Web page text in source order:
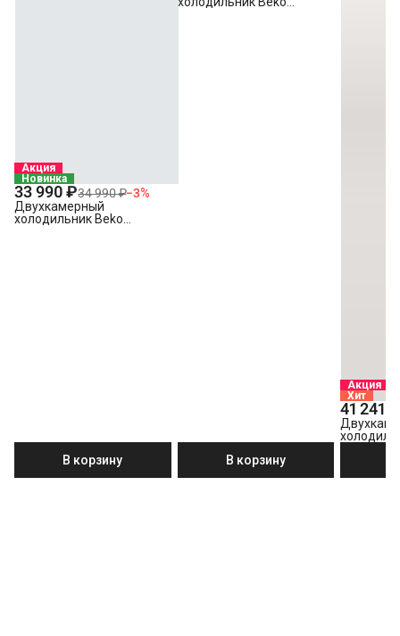
Акция
Новинка
33 990 ₽34 990 ₽−3%
Двухкамерный
холодильник Beko
В корзину В корзину
Акция
Хит
41 241 ₽